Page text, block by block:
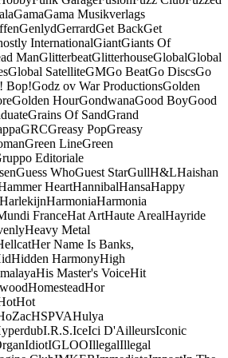
GamaGama Musikverlags
GenlydGerrardGet BackGet
InternationalGiantGiants Of
ManGlitterbeatGlitterhouseGlobalGlobal
Global SatelliteGMGo BeatGo DiscsGo
Bop!Godz ov War ProductionsGolden
Golden HourGondwanaGood BoyGood
Grains Of SandGrand
GRCGreasy PopGreasy
Green LineGreen
Editoriale
Guess WhoGuest StarGullH&LHaishan
HeartHannibalHansaHappy
HarlekijnHarmoniaHarmonia
FranceHat ArtHaute ArealHayride
Heavy Metal
Her Name Is Banks,
Hidden HarmonyHigh
His Master's VoiceHit
HomesteadHor
Hot
HSPVAHulya
I.R.S.IceIci D'AilleursIconic
IdiotIGLOOIllegalIllegal